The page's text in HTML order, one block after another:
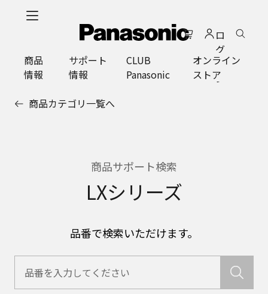
ロ
グ
イ
ン
商品
情報
サポート
情報
CLUB
Panasonic
オンライン
ストア
商品カテゴリ一覧へ
商品サポート検索
LXシリーズ
品番で検索いただけます。